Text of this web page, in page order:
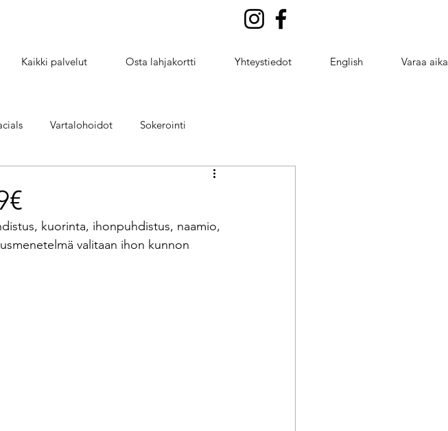
Kaikki palvelut Osta lahjakortti Yhteystiedot English Varaa aika
Vartalohoidot Sokerointi
Yumi lash lift - Yumi kestotaivutus
kuorinta, ihonpuhdistus, naamio,
valitaan ihon kunnon